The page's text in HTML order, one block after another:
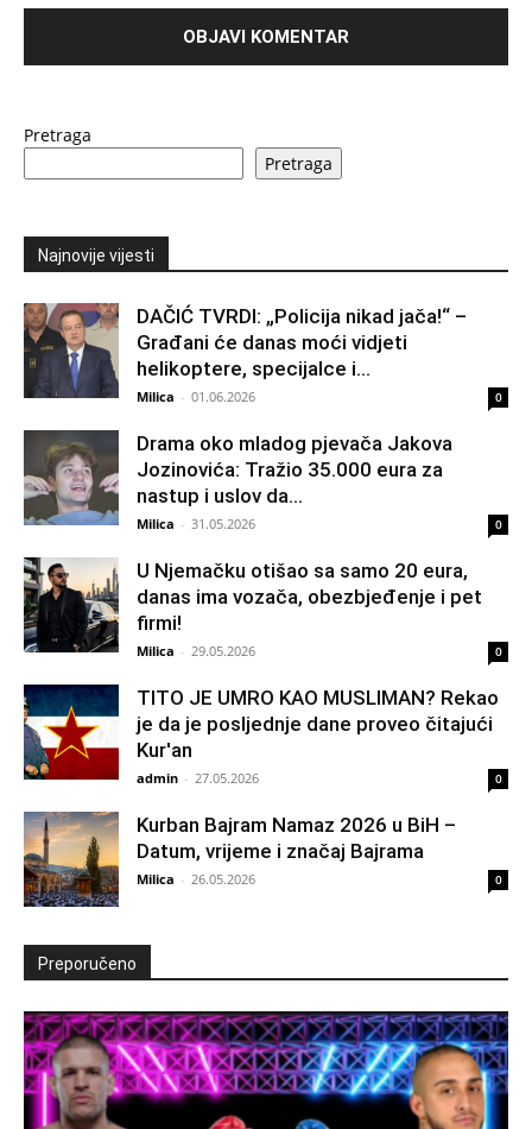
Pretraga
Pretraga
Najnovije vijesti
DAČIĆ TVRDI: „Policija nikad jača!“ –
Građani će danas moći vidjeti
helikoptere, specijalce i...
Milica - 01.06.2026 0
Drama oko mladog pjevača Jakova
Jozinovića: Tražio 35.000 eura za
nastup i uslov da...
Milica - 31.05.2026 0
U Njemačku otišao sa samo 20 eura,
danas ima vozača, obezbjeđenje i pet
firmi!
Milica - 29.05.2026 0
TITO JE UMRO KAO MUSLIMAN? Rekao
je da je posljednje dane proveo čitajući
Kur'an
admin - 27.05.2026 0
Kurban Bajram Namaz 2026 u BiH –
Datum, vrijeme i značaj Bajrama
Milica - 26.05.2026 0
Preporučeno